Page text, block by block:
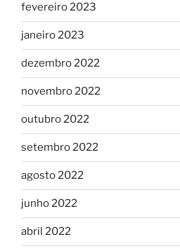
fevereiro 2023
janeiro 2023
dezembro 2022
novembro 2022
outubro 2022
setembro 2022
agosto 2022
junho 2022
abril 2022